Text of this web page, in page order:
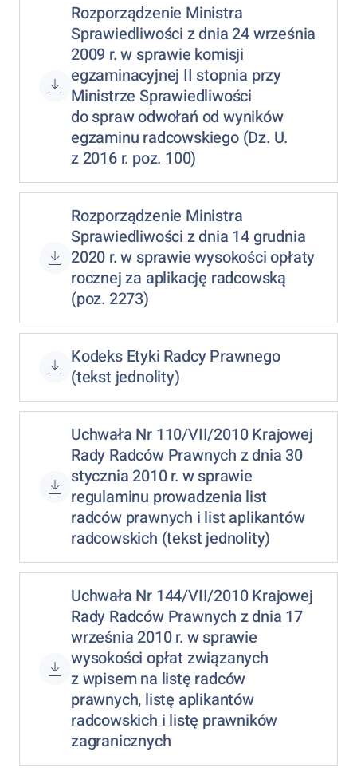
Rozporządzenie Ministra
Sprawiedliwości z dnia 24 września
2009 r. w sprawie komisji
egzaminacyjnej II stopnia przy
Ministrze Sprawiedliwości
do spraw odwołań od wyników
egzaminu radcowskiego (Dz. U.
z 2016 r. poz. 100)
Rozporządzenie Ministra
Sprawiedliwości z dnia 14 grudnia
2020 r. w sprawie wysokości opłaty
rocznej za aplikację radcowską
(poz. 2273)
Kodeks Etyki Radcy Prawnego
(tekst jednolity)
Uchwała Nr 110/VII/2010 Krajowej
Rady Radców Prawnych z dnia 30
stycznia 2010 r. w sprawie
regulaminu prowadzenia list
radców prawnych i list aplikantów
radcowskich (tekst jednolity)
Uchwała Nr 144/VII/2010 Krajowej
Rady Radców Prawnych z dnia 17
września 2010 r. w sprawie
wysokości opłat związanych
z wpisem na listę radców
prawnych, listę aplikantów
radcowskich i listę prawników
zagranicznych